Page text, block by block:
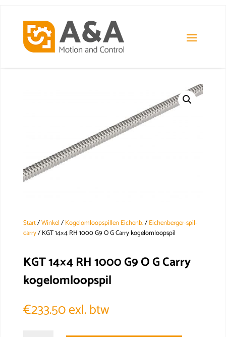
Start/Winkel/Kogelomloopspillen Eichenb./Eichenberger-spil-
carry/ KGT 14×4 RH 1000 G9 O G Carry kogelomloopspil
KGT 14×4 RH 1000 G9 O G Carry
kogelomloopspil
€233.50exl. btw